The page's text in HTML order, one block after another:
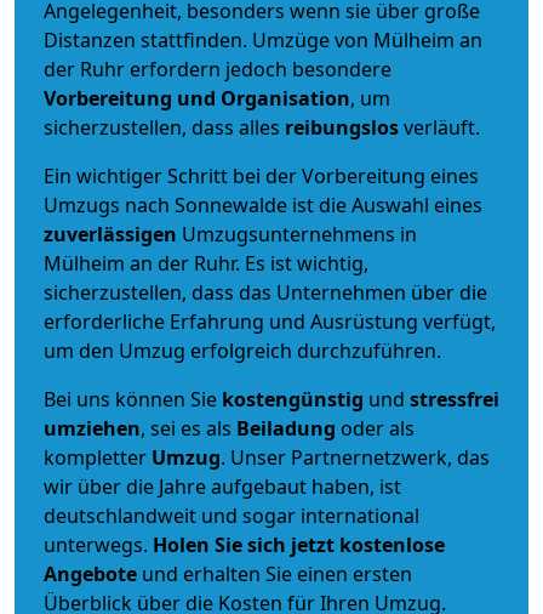
Angelegenheit, besonders wenn sie über große
Distanzen stattfinden. Umzüge von Mülheim an
der Ruhr erfordern jedoch besondere
Vorbereitung und Organisation, um
sicherzustellen, dass alles reibungslosverläuft.
Ein wichtiger Schritt bei der Vorbereitung eines
Umzugs nach Sonnewalde ist die Auswahl eines
zuverlässigen Umzugsunternehmens in
Mülheim an der Ruhr. Es ist wichtig,
sicherzustellen, dass das Unternehmen über die
erforderliche Erfahrung und Ausrüstung verfügt,
um den Umzug erfolgreich durchzuführen.
Bei uns können Sie kostengünstig und stressfrei
umziehen, sei es als Beiladung oder als
kompletter Umzug. Unser Partnernetzwerk, das
wir über die Jahre aufgebaut haben, ist
deutschlandweit und sogar international
unterwegs. Holen Sie sich jetzt kostenlose
Angebote und erhalten Sie einen ersten
Überblick über die Kosten für Ihren Umzug.